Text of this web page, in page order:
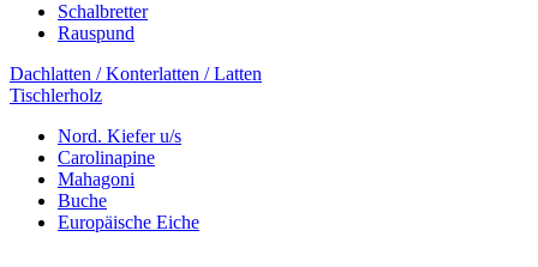
Schalbretter
Rauspund
Dachlatten / Konterlatten / Latten
Tischlerholz
Nord. Kiefer u/s
Carolinapine
Mahagoni
Buche
Europäische Eiche